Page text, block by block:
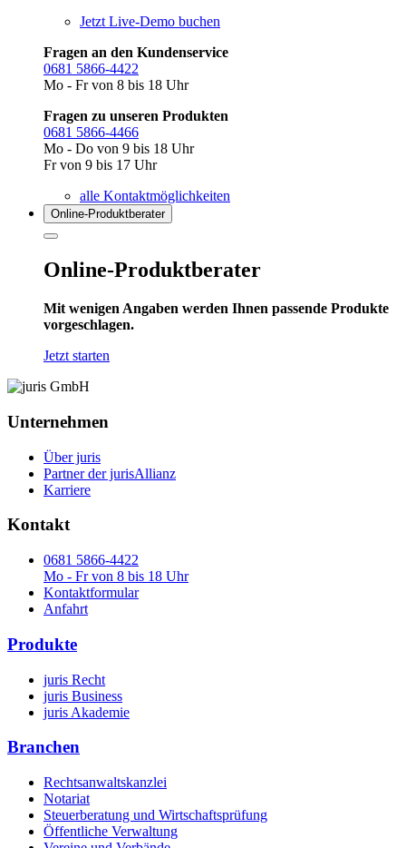
Jetzt Live-Demo buchen
Fragen an den Kundenservice
0681 5866-4422
Mo - Fr von 8 bis 18 Uhr
Fragen zu unseren Produkten
0681 5866-4466
Mo - Do von 9 bis 18 Uhr
Fr von 9 bis 17 Uhr
alle Kontaktmöglichkeiten
Online-Produkt­berater
Online-Produktberater
Mit wenigen Angaben werden Ihnen passende Produkte
vorgeschlagen.
Jetzt starten
Unternehmen
Über juris
Partner der jurisAllianz
Karriere
Kontakt
0681 5866-4422
Mo - Fr von 8 bis 18 Uhr
Kontaktformular
Anfahrt
Produkte
juris Recht
juris Business
juris Akademie
Branchen
Rechtsanwaltskanzlei
Notariat
Steuerberatung und Wirtschaftsprüfung
Öffentliche Verwaltung